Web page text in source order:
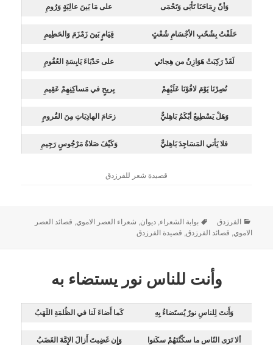
وَأنّ رِمَاحَنَا تَأبَى وَتَحْمَى على مَا بَينَ عالِيَةٍ وَرُومِ
حَلَفْتُ بِشُحّبِ الأجْسَامِ شُعْثٍ قِيَامٍ بَينَ زَمْزَمَ وَالحَطِيمِ
لَقَدْ رَكِبَتْ هَوَازِنُ من هِجائي على حَدْبَاءَ يَابِسَةِ العُقُومِ
نُصِرْنَا يَوْمَ لاقُوْنَا عَلَيْهِمْ بِريحٍ في مَساكِنِهِمْ عَقِيمِ
وَهَلْ يَسْطِيعُ أبْكَمُ بَاهِليٌّ زحَامَ الهادِيَاتِ مِنَ القُرومِ
فلا يَأتي المَسَاجِدَ بَاهِليٌّ وَكَيْفَ صَلاةُ مَرْجُوسٍ رَجِيمِ
قصيدة شعر للفرزدق
الفرزدق بوابة الشعراء,ديوان, شعراء العصر الاموي, قصائد العصر
الاموي, قصائد الفرزدق, قصيدة الفرزدق
وأنت للناس نور يستضاء به
وَأَنتَ لِلناسِ نورٌ يُستَضاءُ بِهِ كَما أَضاءَ لَنا في الظُلمَةِ اللَهَبُ
ألا تَرَى النّاس ما سكّنْتَهُمْ سكَنوا وَإِن غَضِبتَ أَزالَ الإِمَّةَ الغَضَبُ